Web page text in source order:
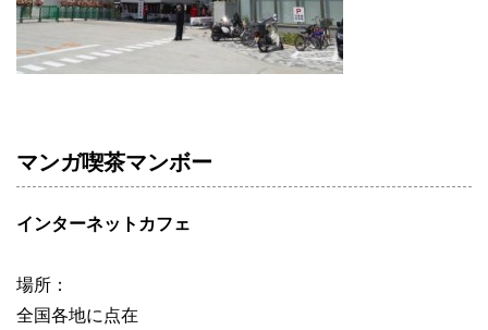
マンガ喫茶マンボー
インターネットカフェ
場所：
全国各地に点在